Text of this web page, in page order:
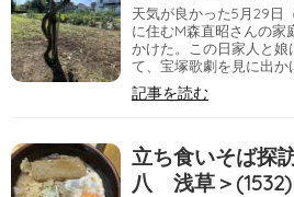
天気が良かった5月29日
に住むM森直昭さんの家
かけた。この日家人と娘
て、宝塚歌劇を見に出か
記事を読む
立ち食いそば探
八 浅草＞(1532)